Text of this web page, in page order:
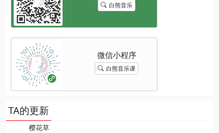
白熊音乐
白熊音乐课
TA的更新
樱花草